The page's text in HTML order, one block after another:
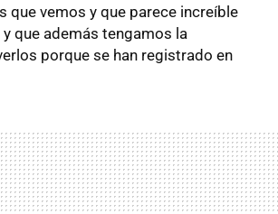
que vemos y que parece increíble
que además tengamos la
porque se han registrado en